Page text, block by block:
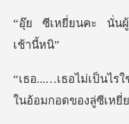
ในอ้อมกอดของ